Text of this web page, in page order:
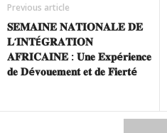
Previous article
𝐒𝐄𝐌𝐀𝐈𝐍𝐄 𝐍𝐀𝐓𝐈𝐎𝐍𝐀𝐋𝐄 𝐃𝐄
𝐋’𝐈𝐍𝐓É𝐆𝐑𝐀𝐓𝐈𝐎𝐍
𝐀𝐅𝐑𝐈𝐂𝐀𝐈𝐍𝐄 : 𝐔𝐧𝐞 𝐄𝐱𝐩é𝐫𝐢𝐞𝐧𝐜𝐞
𝐝𝐞 𝐃é𝐯𝐨𝐮𝐞𝐦𝐞𝐧𝐭 𝐞𝐭 𝐝𝐞 𝐅𝐢𝐞𝐫𝐭é